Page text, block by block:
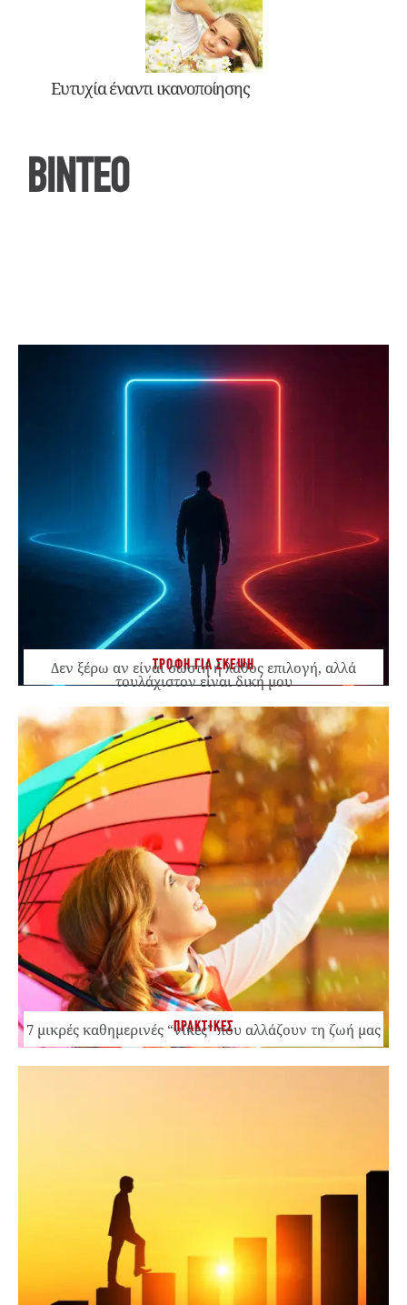
Ευτυχία έναντι ικανοποίησης
ΒΙΝΤΕΟ
ΤΡΟΦΗ ΓΙΑ ΣΚΕΨΗ
Δεν ξέρω αν είναι σωστή ή λάθος επιλογή, αλλά
τουλάχιστον είναι δική μου
ΠΡΑΚΤΙΚΕΣ
7 μικρές καθημερινές “νίκες” που αλλάζουν τη ζωή μας